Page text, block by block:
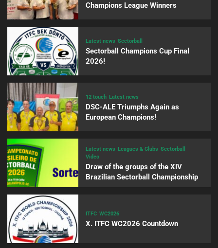
Champions League Winners
Latest news Sectorball
Sectorball Champions Cup Final
2026!
12 touch Latest news
DSC-ALE Triumphs Again as
European Champions!
Latest news Leagues & Clubs Sectorball
Video
Draw of the groups of the XIV
Brazilian Sectorball Championship
ITFC WC2026
X. ITFC WC2026 Countdown